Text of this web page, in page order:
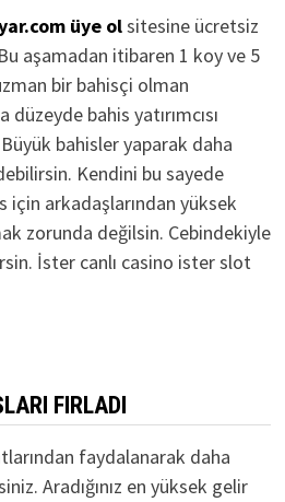
üye olsitesine ücretsiz
aşamadan itibaren 1 koy ve 5
bir bahisçi olman
bahis yatırımcısı
bahisler yaparak daha
Kendini bu sayede
için arkadaşlarından yüksek
zorunda değilsin. Cebindekiyle
İster canlı casino ister slot
FIRLADI
faydalanarak daha
Aradığınız en yüksek gelir